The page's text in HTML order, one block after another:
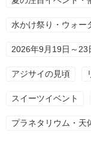
水かけ祭り・ウォー
2026年9月19日～23
アジサイの見頃
スイーツイベント
プラネタリウム・天